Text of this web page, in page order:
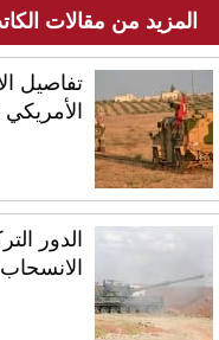
المزيد من مقالات
تفاصيل
الدور